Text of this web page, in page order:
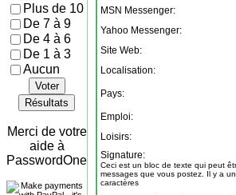
Plus de 10
De 7 à 9
De 4 à 6
De 1 à 3
Aucun
Voter
Résultats
Merci de votre
aide à
PasswordOne
MSN Messenger:
Yahoo Messenger:
Site Web:
Localisation:
Pays:
Emploi:
Loisirs:
Signature:
Ceci est un bloc de texte qui peut
messages que vous postez. Il y a
caractères